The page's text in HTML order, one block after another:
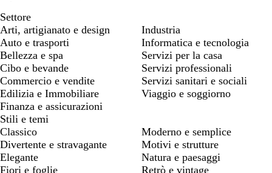
Settore
Arti, artigianato e design
Auto e trasporti
Bellezza e spa
Cibo e bevande
Commercio e vendite
Edilizia e Immobiliare
Finanza e assicurazioni
Industria
Informatica e tecnologia
Servizi per la casa
Servizi professionali
Servizi sanitari e sociali
Viaggio e soggiorno
Stili e temi
Classico
Divertente e stravagante
Elegante
Fiori e foglie
Moderno e semplice
Motivi e strutture
Natura e paesaggi
Retrò e vintage